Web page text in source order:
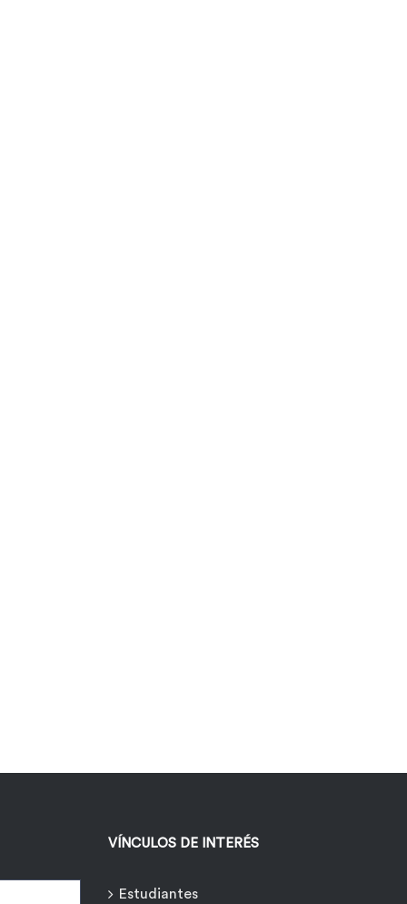
VÍNCULOS DE INTERÉS
Estudiantes